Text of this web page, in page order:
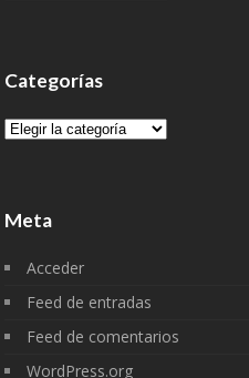
Categorías
Categorías
Meta
Acceder
Feed de entradas
Feed de comentarios
WordPress.org